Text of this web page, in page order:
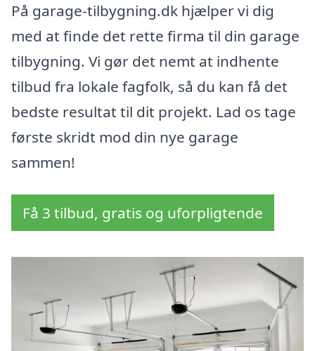
På garage-tilbygning.dk hjælper vi dig
med at finde det rette firma til din garage
tilbygning. Vi gør det nemt at indhente
tilbud fra lokale fagfolk, så du kan få det
bedste resultat til dit projekt. Lad os tage
første skridt mod din nye garage
sammen!
Få 3 tilbud, gratis og uforpligtende